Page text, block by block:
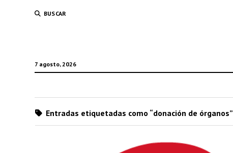
BUSCAR
7 agosto, 2026
Entradas etiquetadas como “donación de órganos”